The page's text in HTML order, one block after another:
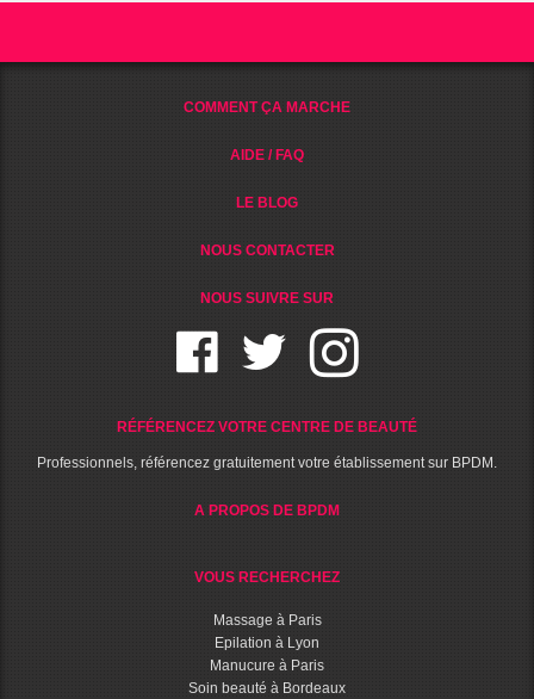
COMMENT ÇA MARCHE
AIDE / FAQ
LE BLOG
NOUS CONTACTER
NOUS SUIVRE SUR
RÉFÉRENCEZ VOTRE CENTRE DE BEAUTÉ
Professionnels, référencez gratuitement votre établissement sur BPDM.
A PROPOS DE BPDM
VOUS RECHERCHEZ
Massage à Paris
Epilation à Lyon
Manucure à Paris
Soin beauté à Bordeaux